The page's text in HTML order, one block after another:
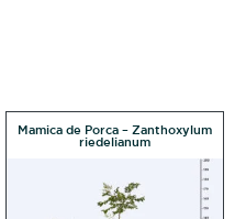
Mamica de Porca – Zanthoxylum
riedelianum